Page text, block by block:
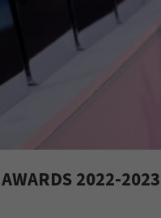
2022-2023